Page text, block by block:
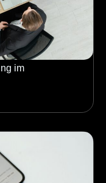
im